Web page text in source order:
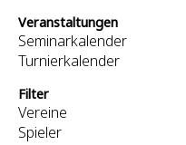
Veranstaltungen
Seminarkalender
Turnierkalender
Filter
Vereine
Spieler